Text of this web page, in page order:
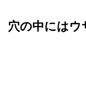
穴の中にはウ